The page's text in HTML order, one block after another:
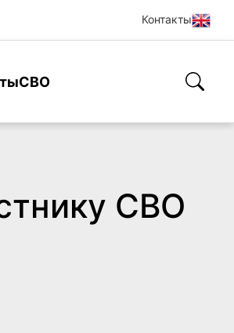
Контакты
СВО
СВО